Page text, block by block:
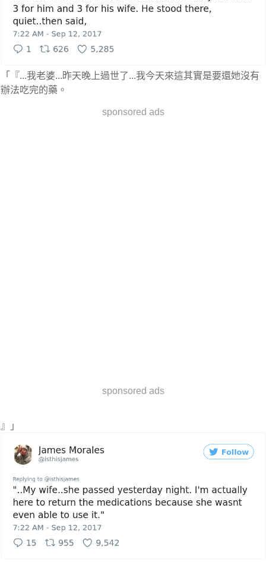
「『...我老婆...昨天晚上過世了...我今天來這其實是要還她沒有
辦法吃完的藥。
sponsored ads
sponsored ads
』」